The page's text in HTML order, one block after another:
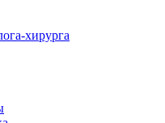
хирурга